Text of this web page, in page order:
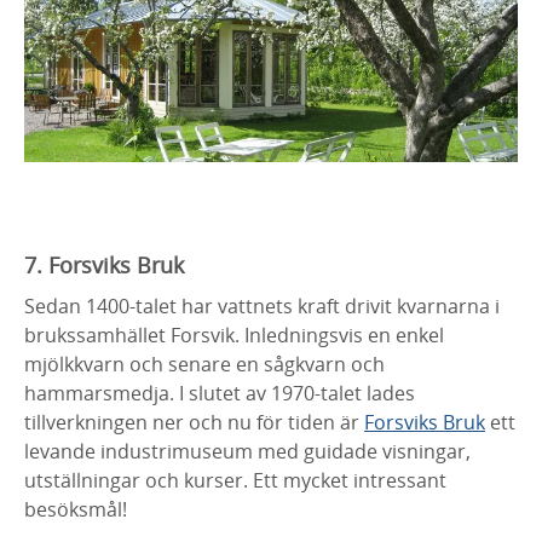
7. Forsviks Bruk
Sedan 1400-talet har vattnets kraft drivit kvarnarna i
brukssamhället Forsvik. Inledningsvis en enkel
mjölkkvarn och senare en sågkvarn och
hammarsmedja. I slutet av 1970-talet lades
tillverkningen ner och nu för tiden är Forsviks Bruk ett
levande industrimuseum med guidade visningar,
utställningar och kurser. Ett mycket intressant
besöksmål!